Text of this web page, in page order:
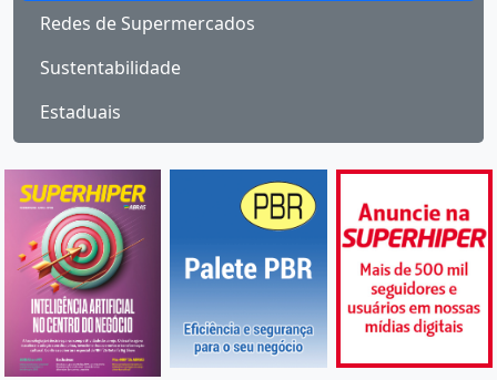
Redes de Supermercados
Sustentabilidade
Estaduais